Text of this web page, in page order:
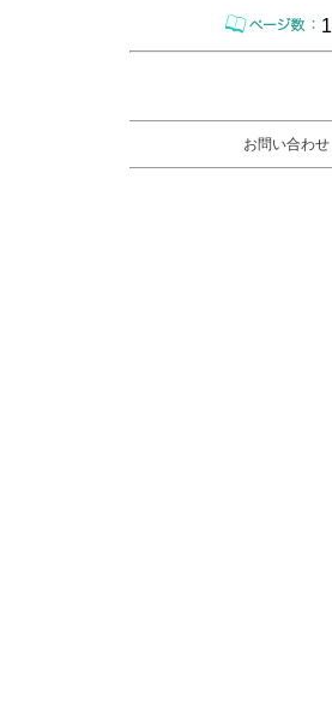
1
お問い合わせ